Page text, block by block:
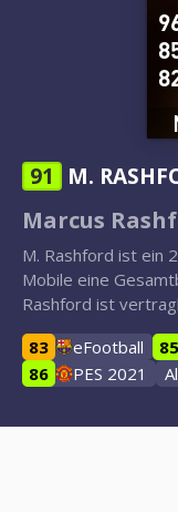
91 M.
Marcus
M. Rashford ist ein
Mobile eine
Rashford ist
83
eFootball 85
86
PES 2021